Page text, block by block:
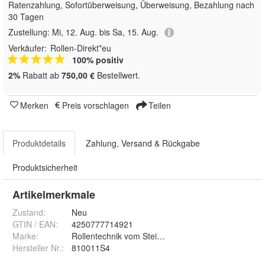
Ratenzahlung, Sofortüberweisung, Überweisung, Bezahlung nach
30 Tagen
Zustellung: Mi, 12. Aug. bis Sa, 15. Aug.
Verkäufer: Rollen-Direkt*eu
100% positiv
2% Rabatt ab 750,00 € Bestellwert.
Merken Preis vorschlagen Teilen
Produktdetails Zahlung, Versand & Rückgabe
Produktsicherheit
Artikelmerkmale
Zustand:
Neu
GTIN / EAN:
4250777714921
Marke:
Rollentechnik vom Stein GmbH
Hersteller Nr.:
810011S4